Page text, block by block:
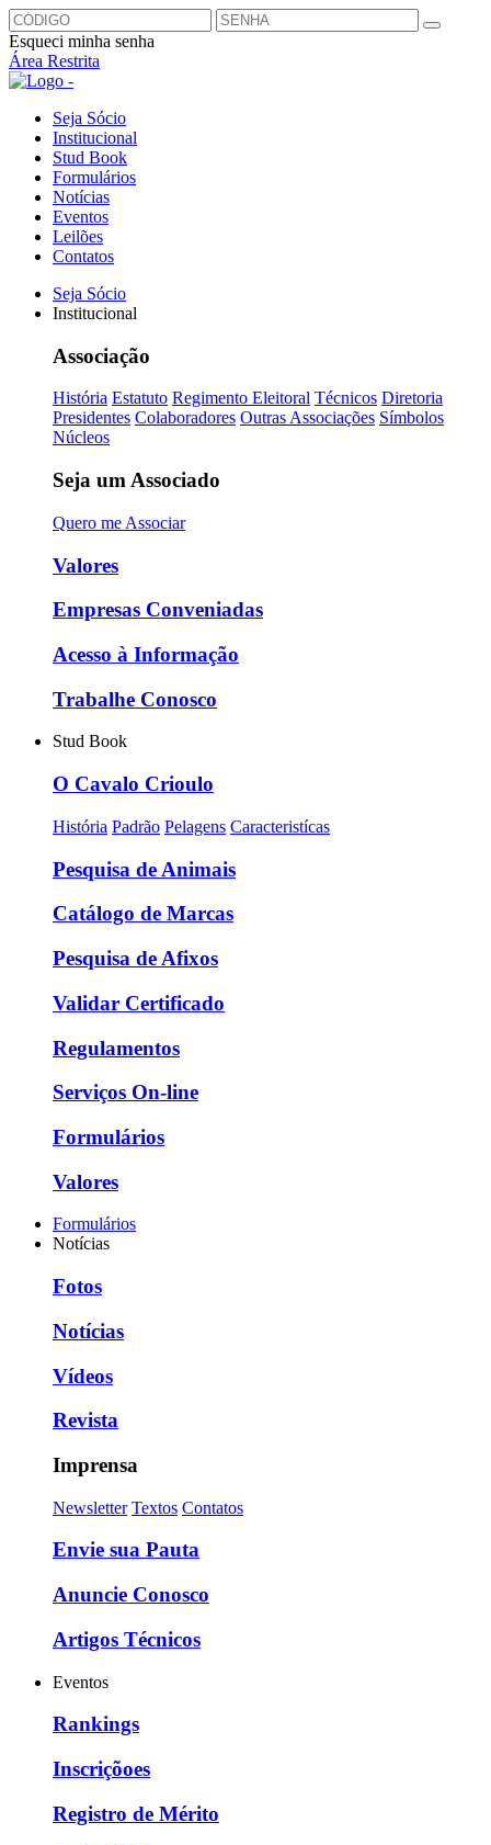
Esqueci minha senha
Área Restrita
Seja Sócio
Institucional
Stud Book
Formulários
Notícias
Eventos
Leilões
Contatos
Seja Sócio
Institucional
Associação
História Estatuto Regimento Eleitoral Técnicos Diretoria
Presidentes Colaboradores Outras Associações Símbolos
Núcleos
Seja um Associado
Quero me Associar
Valores
Empresas Conveniadas
Acesso à Informação
Trabalhe Conosco
Stud Book
O Cavalo Crioulo
História Padrão Pelagens Caracteristícas
Pesquisa de Animais
Catálogo de Marcas
Pesquisa de Afixos
Validar Certificado
Regulamentos
Serviços On-line
Formulários
Valores
Formulários
Notícias
Fotos
Notícias
Vídeos
Revista
Imprensa
Newsletter Textos Contatos
Envie sua Pauta
Anuncie Conosco
Artigos Técnicos
Eventos
Rankings
Inscriçõoes
Registro de Mérito